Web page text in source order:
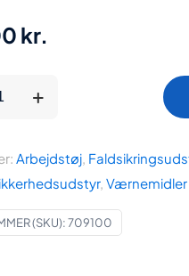
kr.
(SKU):709100
Arbejdstøj,
, Værnemidler